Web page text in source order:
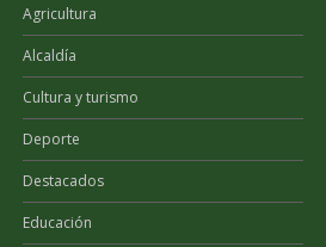
Agricultura
Alcaldía
Cultura y turismo
Deporte
Destacados
Educación